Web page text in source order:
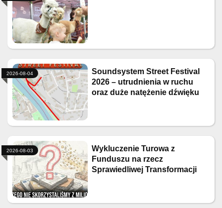
Soundsystem Street Festival
2026 – utrudnienia w ruchu
oraz duże natężenie dźwięku
2026-08-04
Wykluczenie Turowa z
Funduszu na rzecz
Sprawiedliwej Transformacji
2026-08-03